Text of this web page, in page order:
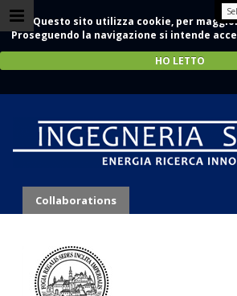
Questo sito utilizza cookie, per
Proseguendo la navigazione si intende
HO LETTO
University of
Collaborations